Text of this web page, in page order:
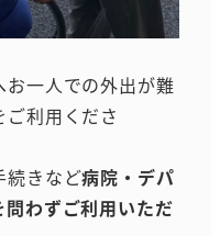
一人での外出が難
利用くださ
続きなど病院・デパ
わずご利用いただ